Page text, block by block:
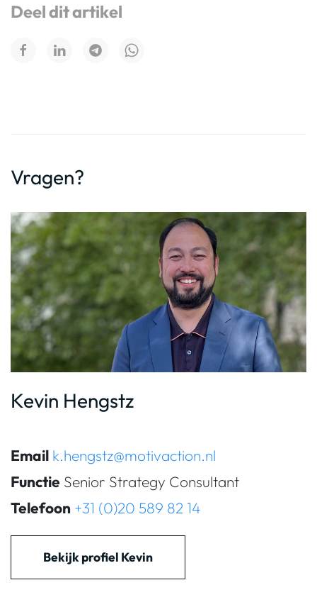
Deel dit artikel
Vragen?
Kevin Hengstz
Email k.hengstz@motivaction.nl
Functie Senior Strategy Consultant
Telefoon +31 (0)20 589 82 14
Bekijk profiel Kevin